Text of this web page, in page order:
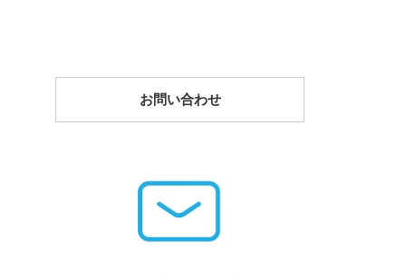
お問い合わせ